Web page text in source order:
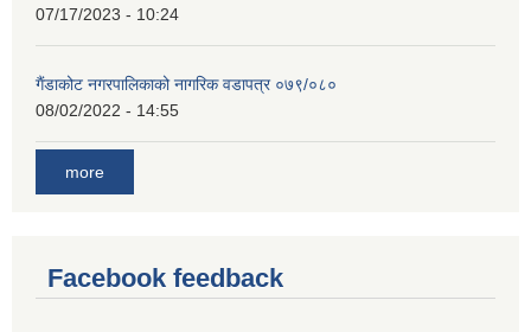
07/17/2023 - 10:24
गैंडाकोट नगरपालिकाको नागरिक वडापत्र ०७९/०८०
08/02/2022 - 14:55
more
Facebook feedback